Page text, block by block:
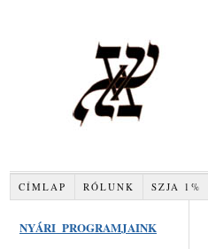
CÍMLAP RÓLUNK SZJA 1%
NYÁRI PROGRAMJAINK